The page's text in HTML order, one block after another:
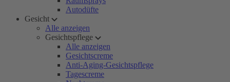
Autodüfte
Gesicht
Alle anzeigen
Gesichtspflege
Alle anzeigen
Gesichtscreme
Anti-Aging-Gesichtspflege
Tagescreme